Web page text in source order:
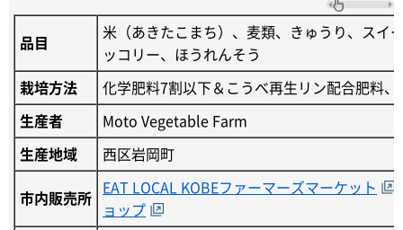
品目
米（あきたこまち）、麦類、きゅうり、スイ
ッコリー、ほうれんそう
栽培方法
化学肥料7割以下＆こうべ再生リン配合肥料
生産者
Moto Vegetable Farm
生産地域
西区岩岡町
市内販売所 EAT LOCAL KOBEファーマーズマーケット
ョップ